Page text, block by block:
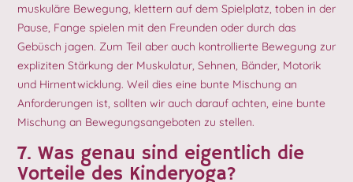
muskuläre Bewegung, klettern auf dem Spielplatz, toben in der
Pause, Fange spielen mit den Freunden oder durch das
Gebüsch jagen. Zum Teil aber auch kontrollierte Bewegung zur
expliziten Stärkung der Muskulatur, Sehnen, Bänder, Motorik
und Hirnentwicklung. Weil dies eine bunte Mischung an
Anforderungen ist, sollten wir auch darauf achten, eine bunte
Mischung an Bewegungsangeboten zu stellen.
7. Was genau sind eigentlich die
Vorteile des Kinderyoga?